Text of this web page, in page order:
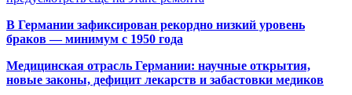
В Германии зафиксирован рекордно низкий уровень
браков — минимум с 1950 года
Медицинская отрасль Германии: научные открытия,
новые законы, дефицит лекарств и забастовки медиков